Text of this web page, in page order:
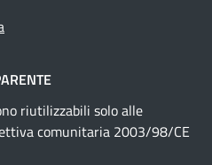
riutilizzabili solo alle
comunitaria 2003/98/CE